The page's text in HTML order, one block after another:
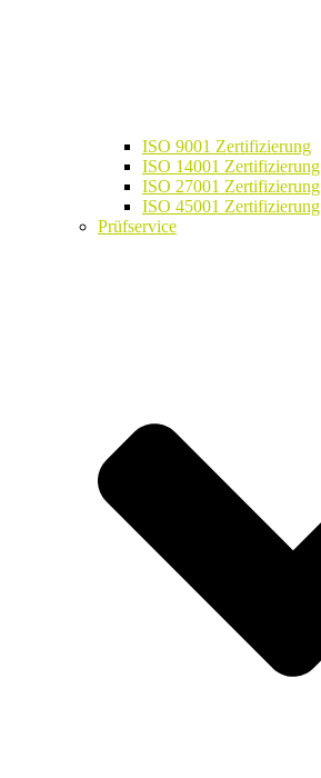
ISO 9001 Zertifizierung
ISO 14001 Zertifizierung
ISO 27001 Zertifizierung
ISO 45001 Zertifizierung
Prüfservice